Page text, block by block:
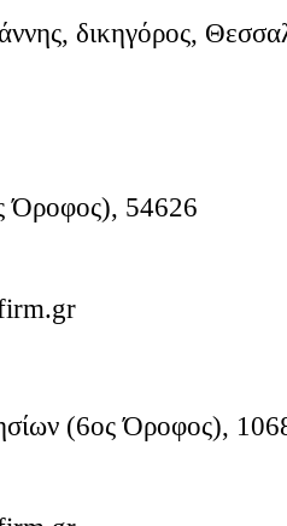
δικηγόρος,
Όροφος), 54626
(6ος Όροφος),